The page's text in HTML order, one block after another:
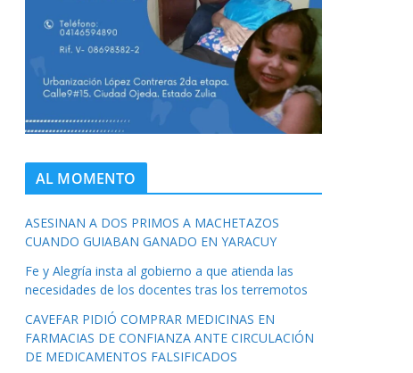
AL MOMENTO
ASESINAN A DOS PRIMOS A MACHETAZOS
CUANDO GUIABAN GANADO EN YARACUY
Fe y Alegría insta al gobierno a que atienda las
necesidades de los docentes tras los terremotos
CAVEFAR PIDIÓ COMPRAR MEDICINAS EN
FARMACIAS DE CONFIANZA ANTE CIRCULACIÓN
DE MEDICAMENTOS FALSIFICADOS